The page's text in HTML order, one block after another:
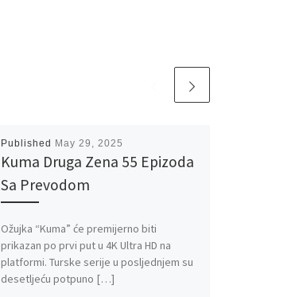
Published May 29, 2025
Kuma Druga Zena 55 Epizoda
Sa Prevodom
Ožujka “Kuma” će premijerno biti
prikazan po prvi put u 4K Ultra HD na
platformi. Turske serije u posljednjem su
desetljeću potpuno […]